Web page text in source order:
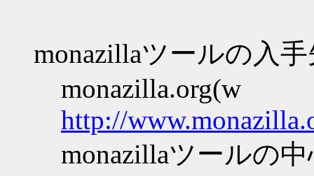
monazillaツールの入
monazilla.org(w
http://
monazillaツールの